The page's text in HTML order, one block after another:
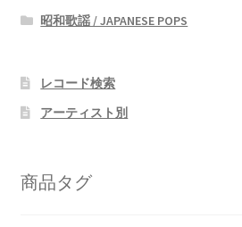
昭和歌謡 / JAPANESE POPS
レコード検索
アーティスト別
商品タグ